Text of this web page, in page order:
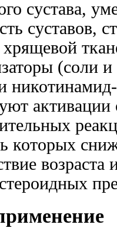
сустава,
суставов,
(соли
которых